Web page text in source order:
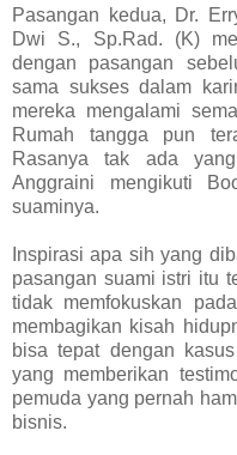
Pasangan kedua, Dr.
Dwi S., Sp.Rad. (K)
dengan pasangan
sama sukses dalam
mereka mengalami
Rumah tangga pun
Rasanya tak ada
Anggraini mengikuti
suaminya.
Inspirasi apa sih yang
pasangan suami istri itu
tidak memfokuskan
membagikan kisah
bisa tepat dengan
yang memberikan
pemuda yang pernah
bisnis.